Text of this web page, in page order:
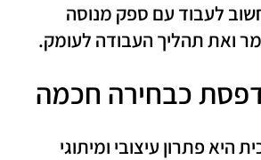
לעבוד עם ספק מנוסה
ואת תהליך העבודה לעומק.
כבחירה חכמה
היא פתרון עיצובי ומיתוגי